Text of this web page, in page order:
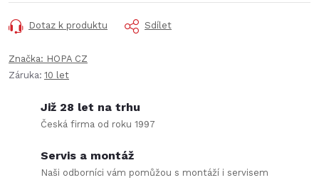
Dotaz k produktu Sdílet
Značka: HOPA CZ
Záruka: 10 let
Již 28 let na trhu
Česká firma od roku 1997
Servis a montáž
Naši odborníci vám pomůžou s montáží i servisem